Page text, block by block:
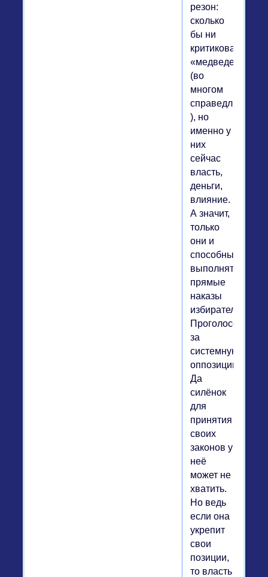
резон:
сколько
бы ни
критиковали
«медведей»
(во
многом
справедливо
), но
именно у
них
сейчас
власть,
деньги,
влияние.
А значит,
только
они и
способны
выполнять
прямые
наказы
избирателей...
Проголосовать
за
системную
оппозицию?
Да
силёнок
для
принятия
своих
законов у
неё
может не
хватить.
Но ведь
если она
укрепит
свои
позиции,
то власть